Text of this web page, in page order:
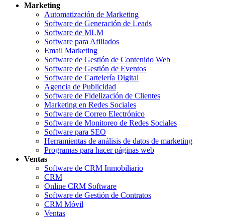
Marketing
Automatización de Marketing
Software de Generación de Leads
Software de MLM
Software para Afiliados
Email Marketing
Software de Gestión de Contenido Web
Software de Gestión de Eventos
Software de Cartelería Digital
Agencia de Publicidad
Software de Fidelización de Clientes
Marketing en Redes Sociales
Software de Correo Electrónico
Software de Monitoreo de Redes Sociales
Software para SEO
Herramientas de análisis de datos de marketing
Programas para hacer páginas web
Ventas
Software de CRM Inmobiliario
CRM
Online CRM Software
Software de Gestión de Contratos
CRM Móvil
Ventas